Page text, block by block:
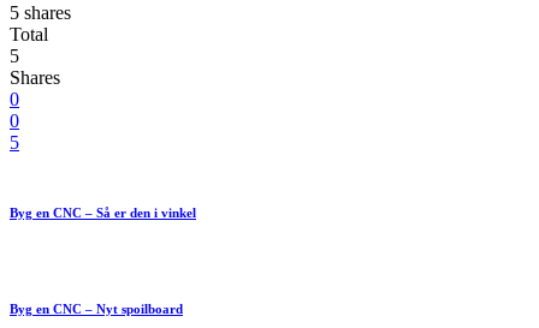
5 shares
Total
5
Shares
0
0
5
Byg en CNC – Så er den i vinkel
Byg en CNC – Nyt spoilboard